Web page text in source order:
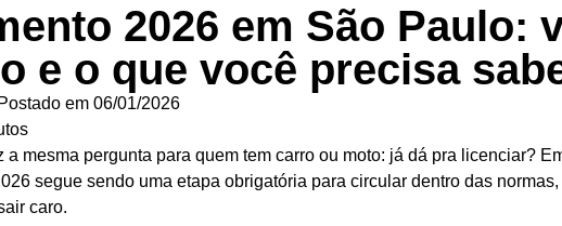
2026 em São Paulo:
e o que você precisa
Postado em 06/01/2026
a mesma pergunta para quem tem carro ou moto: já dá pra licenciar?
segue sendo uma etapa obrigatória para circular dentro das
caro.